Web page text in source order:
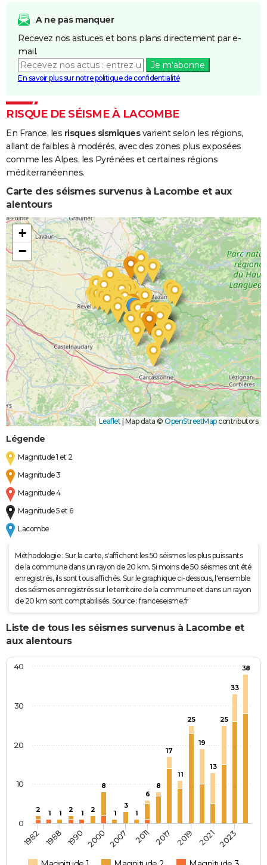
et/ou
Boue
Inondations
et/ou
Boue
22/01/1992 25/01/1992 4 j
Inondations
et/ou
Coulées de
Boue
06/11/1982 10/11/1982 5 j Oui
A ne pas manquer
Recevez nos astuces et bons plans directement par e-
mail.
Je m'abonne
En savoir plus sur notre politique de confidentialité
RISQUE DE SÉISME À LACOMBE
En France, les risques sismiquesvarient selon les régions,
allant de faibles à modérés, avec des zones plus exposées
comme les Alpes, les Pyrénées et certaines régions
méditerranéennes.
Carte des séismes survenus à Lacombe et aux
alentours
+
−
Leaflet |Map data © OpenStreetMapcontributors
Légende
Magnitude 1 et 2
Magnitude 3
Magnitude 4
Magnitude 5 et 6
Lacombe
Méthodologie : Sur la carte, s'affichent les 50 séismes les plus puissants
de la commune dans un rayon de 20 km. Si moins de 50 séismes ont été
enregistrés, ils sont tous affichés. Sur le graphique ci-dessous, l'ensemble
des séismes enregistrés sur le territoire de la commune et dans un rayon
de 20 km sont comptabilisés. Source : franceseisme.fr
Liste de tous les séismes survenus à Lacombe et
aux alentours
2 1 1 2 1 2
8
1
3
1
6
8
17
11
25
19
13
25
33
38
1982 1988 1990 2000 2007 2011 2017 2019 2021 2023
0
10
20
30
40